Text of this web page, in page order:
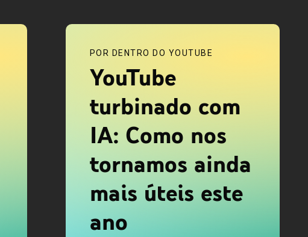
POR DENTRO DO YOUTUBE
YouTube
turbinado com
IA: Como nos
tornamos ainda
mais úteis este
ano